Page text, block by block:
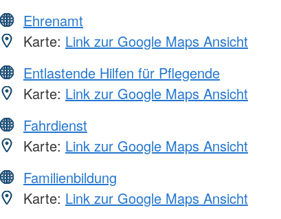
Ehrenamt
Karte: Link zur Google Maps Ansicht
Entlastende Hilfen für Pflegende
Karte: Link zur Google Maps Ansicht
Fahrdienst
Karte: Link zur Google Maps Ansicht
Familienbildung
Karte: Link zur Google Maps Ansicht